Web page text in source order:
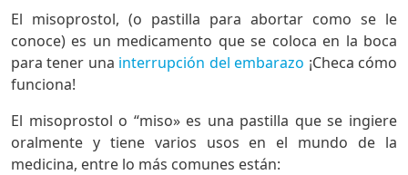
El misoprostol, (o pastilla para abortar como se le
conoce) es un medicamento que se coloca en la boca
para tener una interrupción del embarazo ¡Checa cómo
funciona!
El misoprostol o “miso» es una pastilla que se ingiere
oralmente y tiene varios usos en el mundo de la
medicina, entre lo más comunes están: